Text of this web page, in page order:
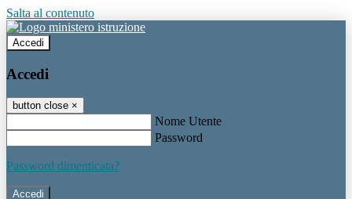
Salta al contenuto
Accedi
Accedi
button close ×
Nome Utente
Password
Password dimenticata?